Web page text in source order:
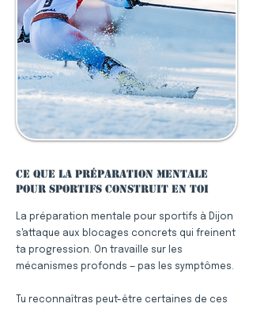
Ce que la préparation mentale
pour sportifs construit en toi
La préparation mentale pour sportifs à Dijon
s'attaque aux blocages concrets qui freinent
ta progression. On travaille sur les
mécanismes profonds — pas les symptômes.
Tu reconnaîtras peut-être certaines de ces